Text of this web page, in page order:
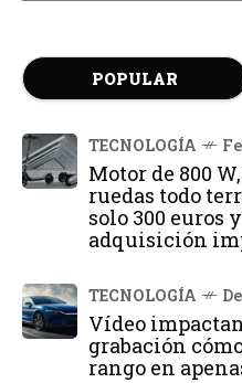
POPULAR
TECNOLOGÍA
Motor de 800
ruedas todo
solo 300 euros
adquisición
TECNOLOGÍA
Vídeo
grabación
rango en